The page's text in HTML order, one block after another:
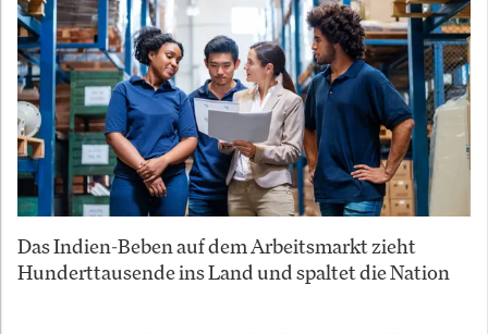
Das Indien-Beben auf dem Arbeitsmarkt zieht
Hunderttausende ins Land und spaltet die Nation